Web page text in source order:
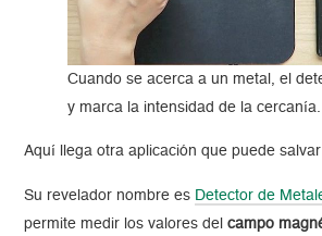
Cuando se acerca a un metal, el
y marca la intensidad de la cercanía.
Aquí llega otra aplicación que puede
Su revelador nombre es Detector de
permite medir los valores delcampo